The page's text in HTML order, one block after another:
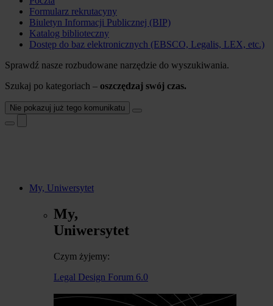
Formularz rekrutacyny
Biuletyn Informacji Publicznej (BIP)
Katalog biblioteczny
Dostęp do baz elektronicznych (EBSCO, Legalis, LEX, etc.)
Sprawdź nasze rozbudowane narzędzie do wyszukiwania.
Szukaj po kategoriach – oszczędzaj swój czas.
Nie pokazuj już tego komunikatu
My, Uniwersytet
My,
Uniwersytet
Czym żyjemy:
Legal Design Forum 6.0